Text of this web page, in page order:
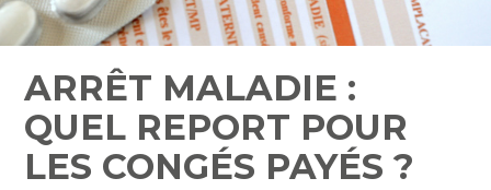
ARRÊT MALADIE :
QUEL REPORT POUR
LES CONGÉS PAYÉS ?